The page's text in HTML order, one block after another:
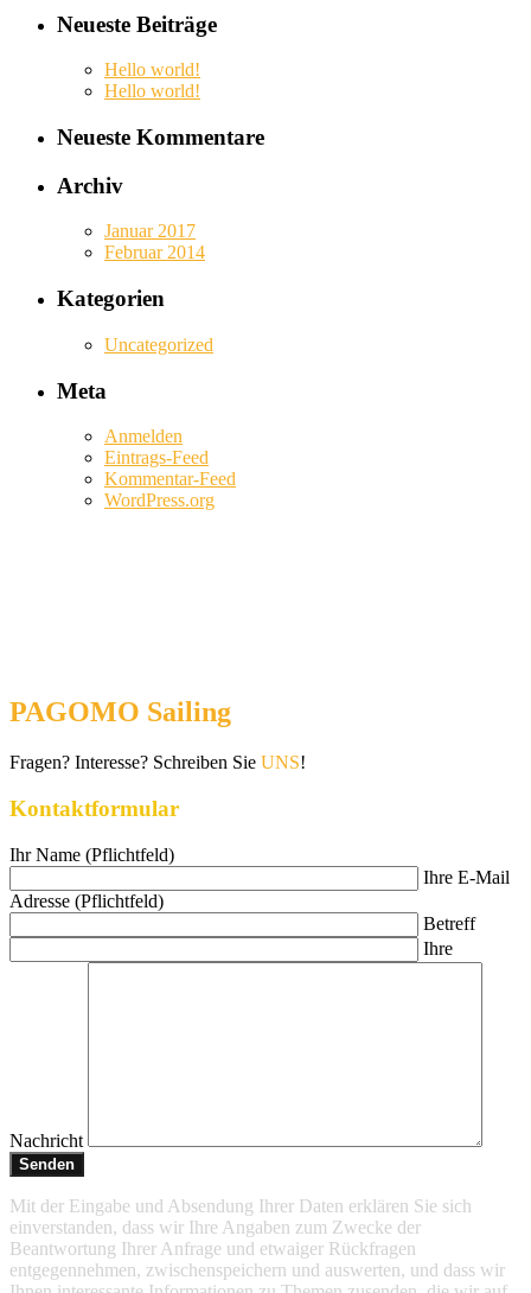
Neueste Beiträge
Hello world!
Hello world!
Neueste Kommentare
Archiv
Januar 2017
Februar 2014
Kategorien
Uncategorized
Meta
Anmelden
Eintrags-Feed
Kommentar-Feed
WordPress.org
PAGOMO Sailing
Fragen? Interesse? Schreiben Sie UNS!
Kontaktformular
Ihr Name (Pflichtfeld)
Ihre E-Mail
Adresse (Pflichtfeld)
Betreff
Ihre
Nachricht
Mit der Eingabe und Absendung Ihrer Daten erklären Sie sich
einverstanden, dass wir Ihre Angaben zum Zwecke der
Beantwortung Ihrer Anfrage und etwaiger Rückfragen
entgegennehmen, zwischenspeichern und auswerten, und dass wir